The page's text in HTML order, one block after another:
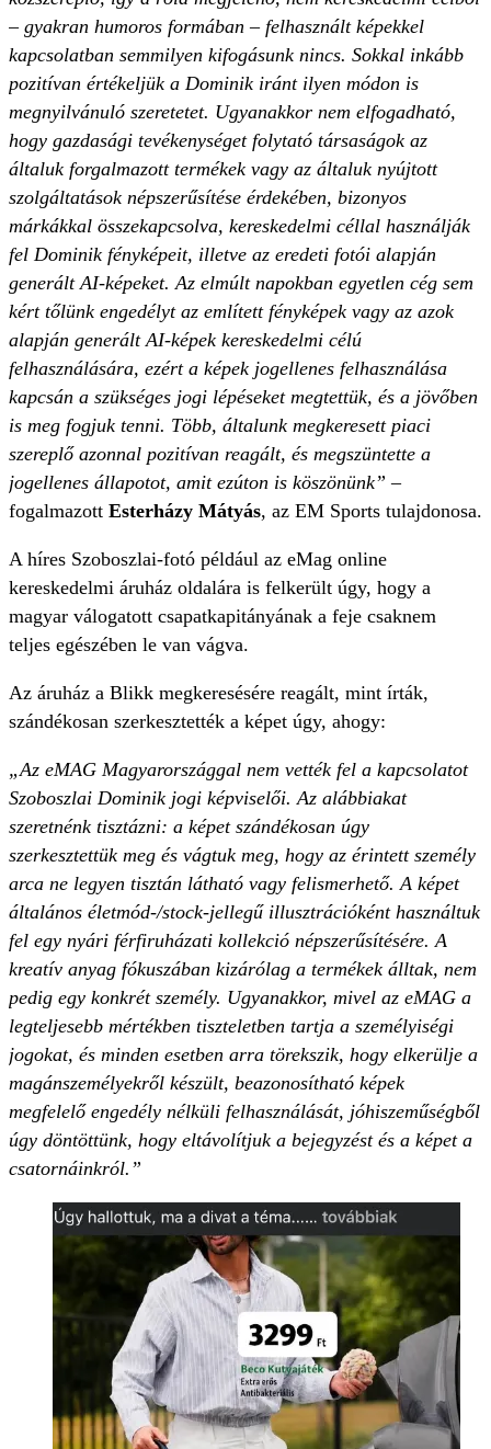
– gyakran humoros formában – felhasznált képekkel
kapcsolatban semmilyen kifogásunk nincs. Sokkal inkább
pozitívan értékeljük a Dominik iránt ilyen módon is
megnyilvánuló szeretetet. Ugyanakkor nem elfogadható,
hogy gazdasági tevékenységet folytató társaságok az
általuk forgalmazott termékek vagy az általuk nyújtott
szolgáltatások népszerűsítése érdekében, bizonyos
márkákkal összekapcsolva, kereskedelmi céllal használják
fel Dominik fényképeit, illetve az eredeti fotói alapján
generált AI-képeket. Az elmúlt napokban egyetlen cég sem
kért tőlünk engedélyt az említett fényképek vagy az azok
alapján generált AI-képek kereskedelmi célú
felhasználására, ezért a képek jogellenes felhasználása
kapcsán a szükséges jogi lépéseket megtettük, és a jövőben
is meg fogjuk tenni. Több, általunk megkeresett piaci
szereplő azonnal pozitívan reagált, és megszüntette a
jogellenes állapotot, amit ezúton is köszönünk”–
fogalmazott Esterházy Mátyás, az EM Sports tulajdonosa.
A híres Szoboszlai-fotó például az eMag online
kereskedelmi áruház oldalára is felkerült úgy, hogy a
magyar válogatott csapatkapitányának a feje csaknem
teljes egészében le van vágva.
Az áruház a Blikk megkeresésére reagált, mint írták,
szándékosan szerkesztették a képet úgy, ahogy:
„Az eMAG Magyarországgal nem vették fel a kapcsolatot
Szoboszlai Dominik jogi képviselői. Az alábbiakat
szeretnénk tisztázni: a képet szándékosan úgy
szerkesztettük meg és vágtuk meg, hogy az érintett személy
arca ne legyen tisztán látható vagy felismerhető. A képet
általános életmód-/stock-jellegű illusztrációként használtuk
fel egy nyári férfiruházati kollekció népszerűsítésére. A
kreatív anyag fókuszában kizárólag a termékek álltak, nem
pedig egy konkrét személy. Ugyanakkor, mivel az eMAG a
legteljesebb mértékben tiszteletben tartja a személyiségi
jogokat, és minden esetben arra törekszik, hogy elkerülje a
magánszemélyekről készült, beazonosítható képek
megfelelő engedély nélküli felhasználását, jóhiszeműségből
úgy döntöttünk, hogy eltávolítjuk a bejegyzést és a képet a
csatornáinkról.”